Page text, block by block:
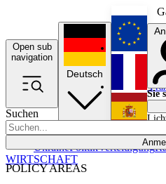
Open sub
navigation
Suchen
POLICY AREAS
UkrainePolitikVerteidigung
Deutsch
Sie
WIRTSCHAFT